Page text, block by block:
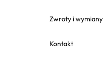
Zwroty i wymiany
Kontakt